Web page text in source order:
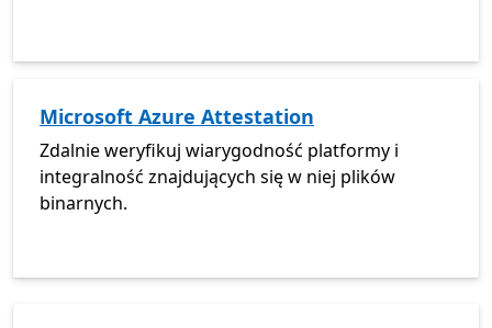
Microsoft Azure Attestation
Zdalnie weryfikuj wiarygodność platformy i
integralność znajdujących się w niej plików
binarnych.